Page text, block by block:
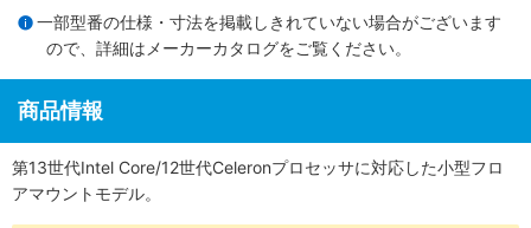
一部型番の仕様・寸法を掲載しきれていない場合がございます
ので、詳細は メーカーカタログをご覧ください。
商品情報
第13世代Intel Core/12世代Celeronプロセッサに対応した小型フロ
アマウントモデル。